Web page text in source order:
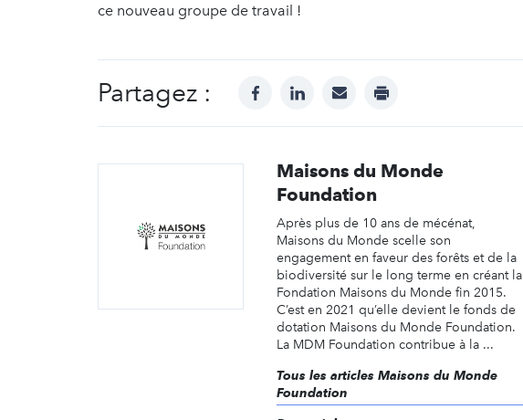
ce nouveau groupe de travail !
Partagez : facebooklinkedinmail print
Maisons du Monde
Foundation
Après plus de 10 ans de mécénat,
Maisons du Monde scelle son
engagement en faveur des forêts et de la
biodiversité sur le long terme en créant la
Fondation Maisons du Monde fin 2015.
C’est en 2021 qu’elle devient le fonds de
dotation Maisons du Monde Foundation.
La MDM Foundation contribue à la ...
Tous les articles Maisons du Monde
Foundation